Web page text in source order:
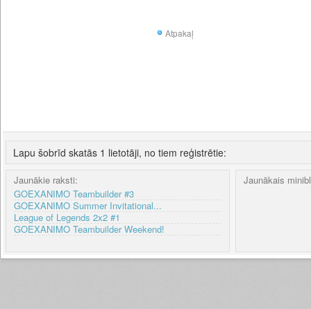
Atpakaļ
Lapu šobrīd skatās 1 lietotāji, no tiem reģistrētie:
Jaunākie raksti:
GOEXANIMO Teambuilder #3
GOEXANIMO Summer Invitational...
League of Legends 2x2 #1
GOEXANIMO Teambuilder Weekend!
Jaunākais